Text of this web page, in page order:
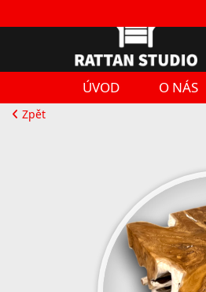
ÚVOD O NÁS
Zpět